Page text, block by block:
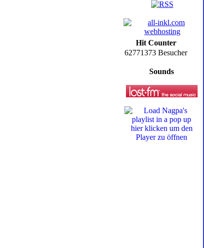
Hit Counter
62771373 Besucher
Sounds
hier klicken um den
Player zu öffnen